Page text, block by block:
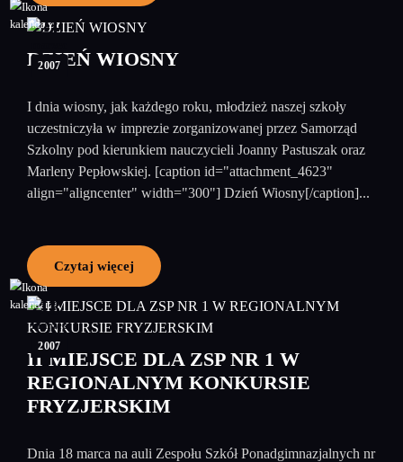
21
2007
DZIEŃ WIOSNY
I dnia wiosny, jak każdego roku, młodzież naszej szkoły
uczestniczyła w imprezie zorganizowanej przez Samorząd
Szkolny pod kierunkiem nauczycieli Joanny Pastuszak oraz
Marleny Pepłowskiej. [caption id="attachment_4623"
align="aligncenter" width="300"] Dzień Wiosny[/caption]...
Czytaj więcej
18
marzec
2007
II MIEJSCE DLA ZSP NR 1 W
REGIONALNYM KONKURSIE
FRYZJERSKIM
Dnia 18 marca na auli Zespołu Szkół Ponadgimnazjalnych nr